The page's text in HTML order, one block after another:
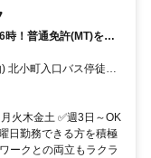
！普通免許(MT)を活
遇もバッチリ！
備）
火木金土 ✅週3日～OK
日勤務できる方を積極
ークとの両立もラクラ